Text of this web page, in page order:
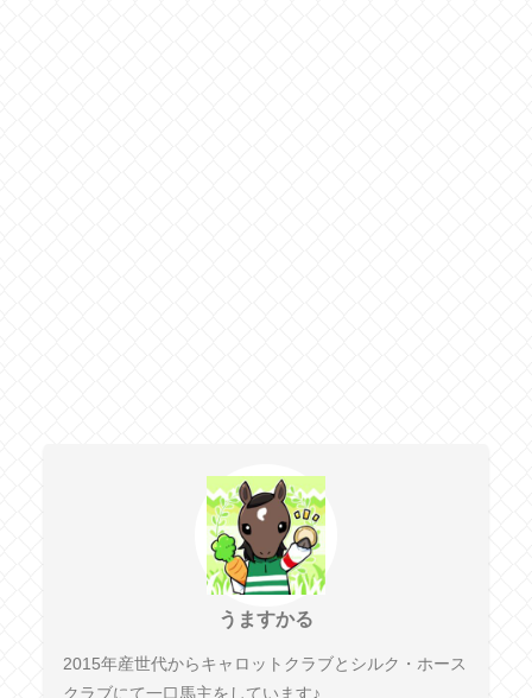
うますかる
2015年産世代からキャロットクラブとシルク・ホース
クラブにて一口馬主をしています♪